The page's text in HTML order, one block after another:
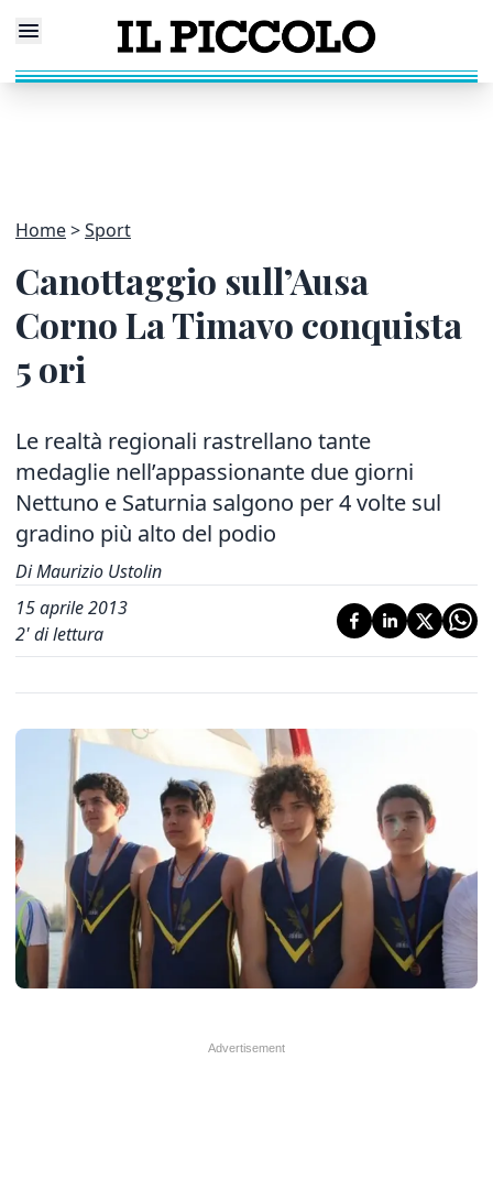
Home Sport
Canottaggio sull’Ausa
Corno La Timavo conquista
5 ori
Le realtà regionali rastrellano tante
medaglie nell’appassionante due giorni
Nettuno e Saturnia salgono per 4 volte sul
gradino più alto del podio
Di Maurizio Ustolin
15 aprile 2013
2' di lettura